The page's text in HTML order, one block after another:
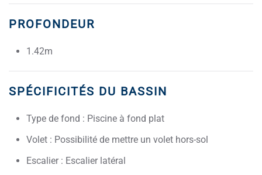
PROFONDEUR
1.42m
SPÉCIFICITÉS DU BASSIN
Type de fond : Piscine à fond plat
Volet : Possibilité de mettre un volet hors-sol
Escalier : Escalier latéral